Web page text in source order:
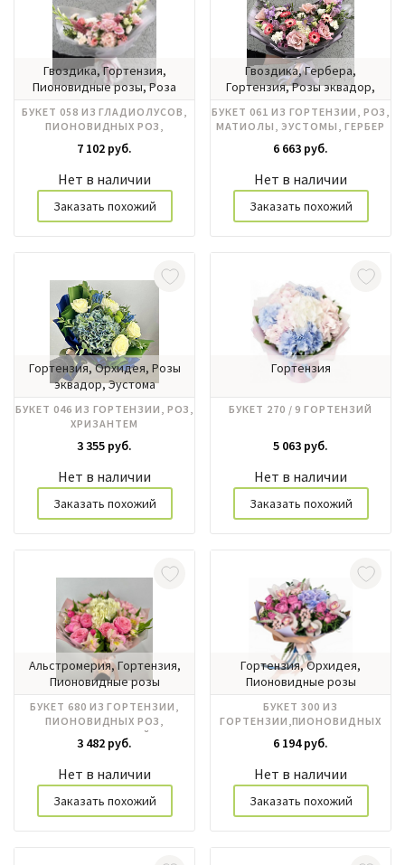
Гвоздика, Гортензия,
Пионовидные розы, Роза
Эустома
БУКЕТ 058 ИЗ ГЛАДИОЛУСОВ,
ПИОНОВИДНЫХ РОЗ,
ГОРТЕНЗИИ
7 102 руб.
Нет в наличии
Заказать похожий
Гвоздика, Гербера,
Гортензия, Розы эквадор,
БУКЕТ 061 ИЗ ГОРТЕНЗИИ, РОЗ,
МАТИОЛЫ, ЭУСТОМЫ, ГЕРБЕР
6 663 руб.
Нет в наличии
Заказать похожий
Гортензия, Орхидея, Розы
эквадор, Эустома
БУКЕТ 046 ИЗ ГОРТЕНЗИИ, РОЗ,
ХРИЗАНТЕМ
3 355 руб.
Нет в наличии
Заказать похожий
Гортензия
БУКЕТ 270 / 9 ГОРТЕНЗИЙ
5 063 руб.
Нет в наличии
Заказать похожий
Альстромерия, Гортензия,
Пионовидные розы
БУКЕТ 680 ИЗ ГОРТЕНЗИИ,
ПИОНОВИДНЫХ РОЗ,
АЛЬСТРОМЕРИЙ
3 482 руб.
Нет в наличии
Заказать похожий
Гортензия, Орхидея,
Пионовидные розы
БУКЕТ 300 ИЗ
ГОРТЕНЗИИ,ПИОНОВИДНЫХ
КУСТОВЫХ РОЗ, ОРХИДЕИ
6 194 руб.
Нет в наличии
Заказать похожий